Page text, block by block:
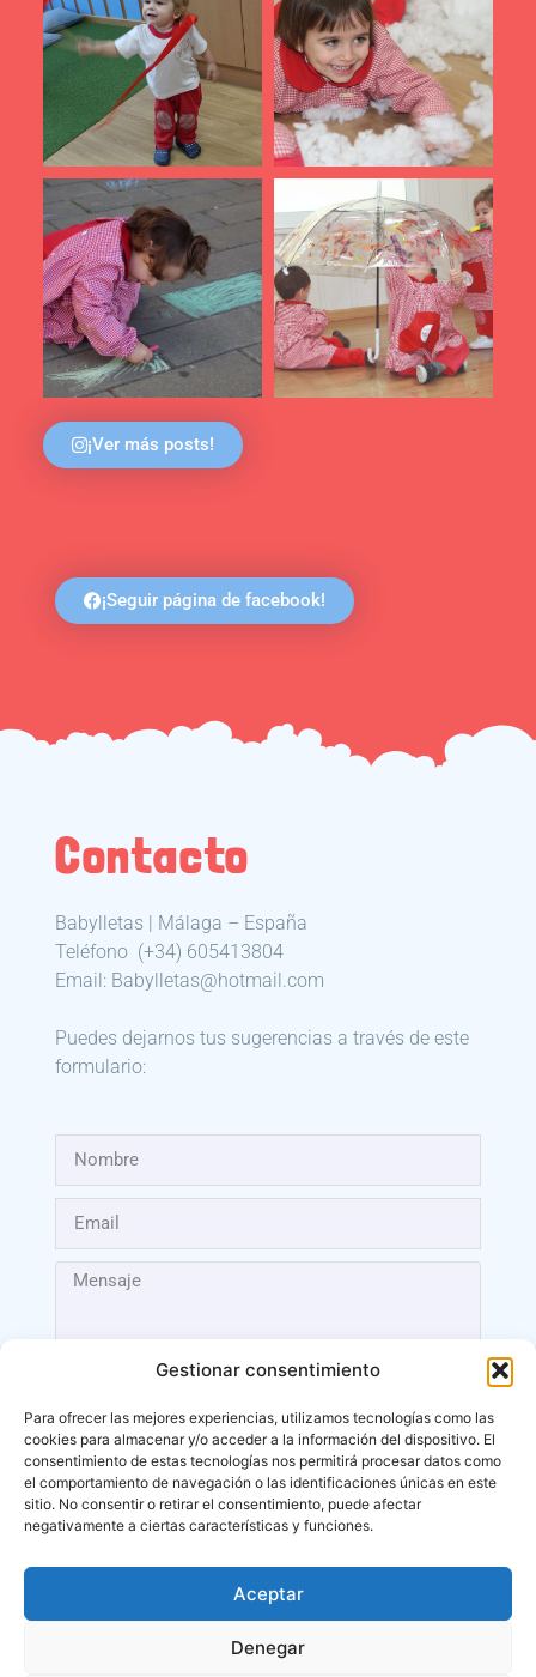
Gestionar consentimiento
Para ofrecer las mejores experiencias, utilizamos tecnologías como las
cookies para almacenar y/o acceder a la información del dispositivo. El
consentimiento de estas tecnologías nos permitirá procesar datos como
el comportamiento de navegación o las identificaciones únicas en este
sitio. No consentir o retirar el consentimiento, puede afectar
negativamente a ciertas características y funciones.
Aceptar
Denegar
¡Ver más posts!
¡Seguir página de facebook!
Contacto
Babylletas | Málaga – España
Teléfono (+34) 605413804
Email: Babylletas@hotmail.com
Puedes dejarnos tus sugerencias a través de este
formulario:
Enviar
Málaga